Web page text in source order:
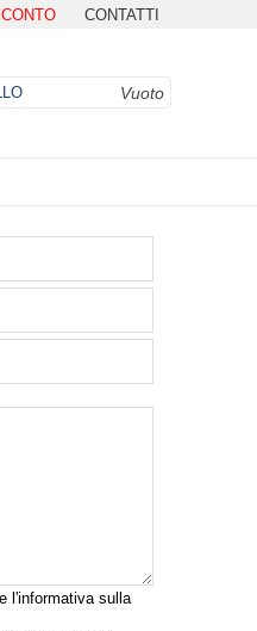
CONTATTI
Vuoto
l'informativa sulla